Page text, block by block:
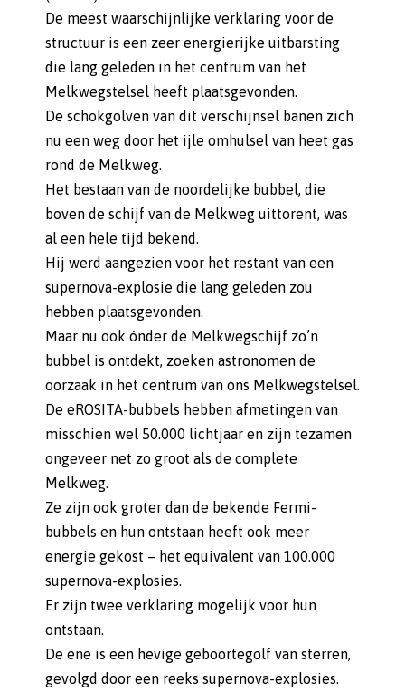
De meest waarschijnlijke verklaring voor de
structuur is een zeer energierijke uitbarsting
die lang geleden in het centrum van het
Melkwegstelsel heeft plaatsgevonden.
De schokgolven van dit verschijnsel banen zich
nu een weg door het ijle omhulsel van heet gas
rond de Melkweg.
Het bestaan van de noordelijke bubbel, die
boven de schijf van de Melkweg uittorent, was
al een hele tijd bekend.
Hij werd aangezien voor het restant van een
supernova-explosie die lang geleden zou
hebben plaatsgevonden.
Maar nu ook ónder de Melkwegschijf zo’n
bubbel is ontdekt, zoeken astronomen de
oorzaak in het centrum van ons Melkwegstelsel.
De eROSITA-bubbels hebben afmetingen van
misschien wel 50.000 lichtjaar en zijn tezamen
ongeveer net zo groot als de complete
Melkweg.
Ze zijn ook groter dan de bekende Fermi-
bubbels en hun ontstaan heeft ook meer
energie gekost – het equivalent van 100.000
supernova-explosies.
Er zijn twee verklaring mogelijk voor hun
ontstaan.
De ene is een hevige geboortegolf van sterren,
gevolgd door een reeks supernova-explosies.